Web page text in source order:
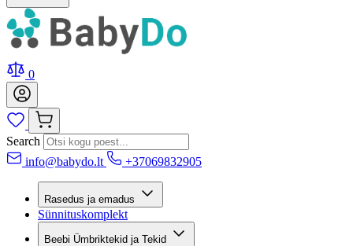
0
Search
info@babydo.lt
+37069832905
Rasedus ja emadus
Sünnituskomplekt
Beebi Ümbriktekid ja Tekid